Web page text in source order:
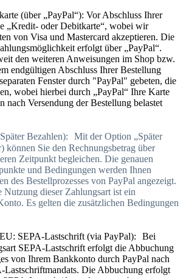
(über „PayPal“): Vor Abschluss Ihrer
„Kredit- oder Debitkarte“, wobei wir
von Visa und Mastercard akzeptieren. Die
erfolgt über „PayPal“.
den weiteren Anweisungen im Shop bzw.
endgültigen Abschluss Ihrer Bestellung
Fenster durch "PayPal" gebeten, die
wobei hierbei durch „PayPal“ Ihre Karte
nach Versendung der Bestellung belastet
Bezahlen): Mit der Option „Später
können Sie den Rechnungsbetrag über
Zeitpunkt begleichen. Die genauen
und Bedingungen werden Ihnen
des Bestellprozesses von PayPal angezeigt.
Nutzung dieser Zahlungsart ist ein
Es gelten die zusätzlichen Bedingungen
SEPA-Lastschrift (via PayPal): Bei
SEPA-Lastschrift erfolgt die Abbuchung
von Ihrem Bankkonto durch PayPal nach
Lastschriftmandats. Die Abbuchung erfolgt